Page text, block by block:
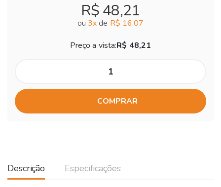
R$ 48,21
ou 3x de R$ 16,07
Preço a vista:R$ 48,21
COMPRAR
Descrição Especificações